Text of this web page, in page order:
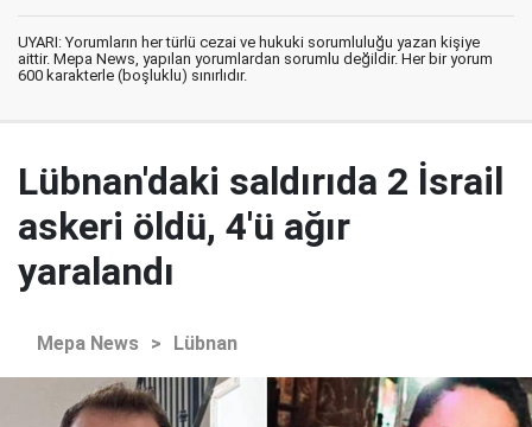
UYARI: Yorumların her türlü cezai ve hukuki sorumluluğu yazan kişiye
aittir. Mepa News, yapılan yorumlardan sorumlu değildir. Her bir yorum
600 karakterle (boşluklu) sınırlıdır.
Lübnan'daki saldırıda 2 İsrail
askeri öldü, 4'ü ağır
yaralandı
Mepa News > Lübnan